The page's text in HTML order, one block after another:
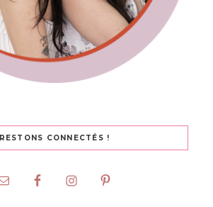
RESTONS CONNECTÉS !